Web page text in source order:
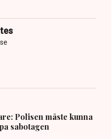
Polisen måste kunna
sabotagen